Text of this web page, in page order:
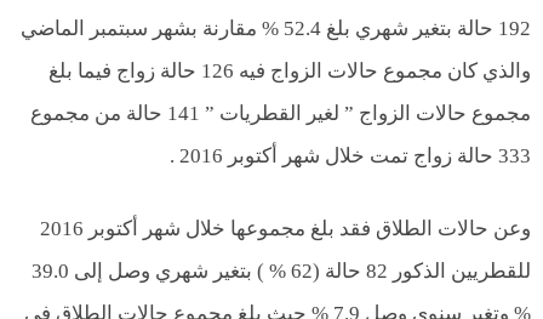
192 حالة بتغير شهري بلغ 52.4 % مقارنة بشهر سبتمبر الماضي
والذي كان مجموع حالات الزواج فيه 126 حالة زواج فيما بلغ
مجموع حالات الزواج ” لغير القطريات ” 141 حالة من مجموع
333 حالة زواج تمت خلال شهر أكتوبر 2016 .
وعن حالات الطلاق فقد بلغ مجموعها خلال شهر أكتوبر 2016
للقطريين الذكور 82 حالة (62 % ) بتغير شهري وصل إلى 39.0
% وتغير سنوي وصل 7.9 % حيث بلغ مجموع حالات الطلاق في